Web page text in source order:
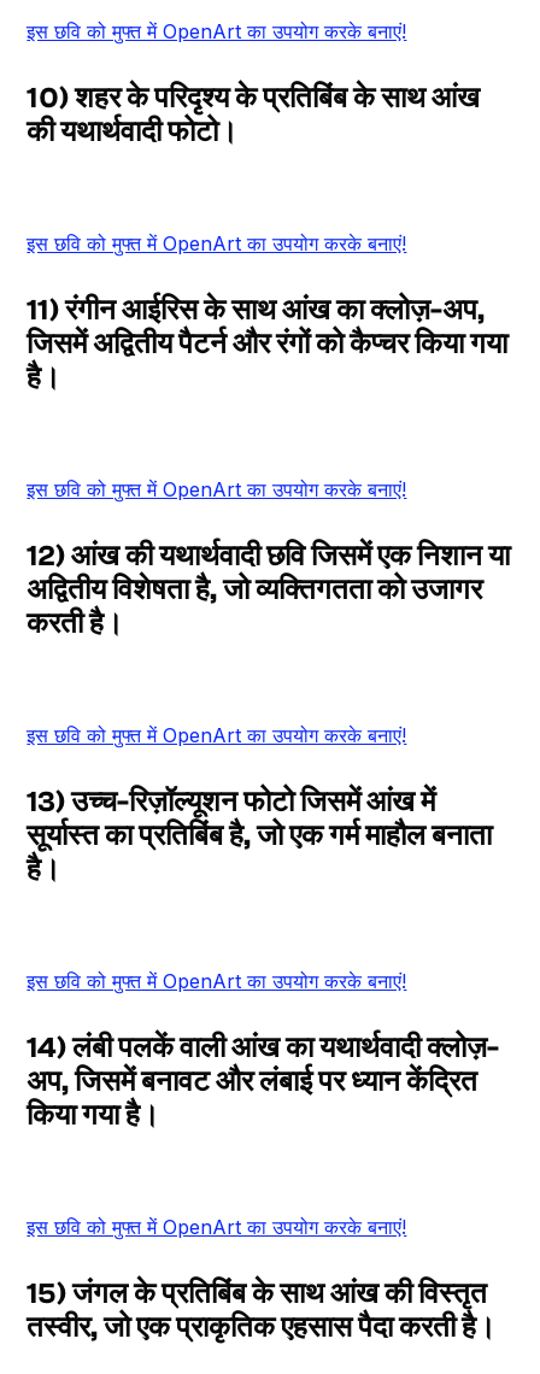
इस छवि को मुफ्त में OpenArt का उपयोग करके बनाएं!
10) शहर के परिदृश्य के प्रतिबिंब के साथ आंख
की यथार्थवादी फोटो।
इस छवि को मुफ्त में OpenArt का उपयोग करके बनाएं!
11) रंगीन आईरिस के साथ आंख का क्लोज़-अप,
जिसमें अद्वितीय पैटर्न और रंगों को कैप्चर किया गया
है।
इस छवि को मुफ्त में OpenArt का उपयोग करके बनाएं!
12) आंख की यथार्थवादी छवि जिसमें एक निशान या
अद्वितीय विशेषता है, जो व्यक्तिगतता को उजागर
करती है।
इस छवि को मुफ्त में OpenArt का उपयोग करके बनाएं!
13) उच्च-रिज़ॉल्यूशन फोटो जिसमें आंख में
सूर्यास्त का प्रतिबिंब है, जो एक गर्म माहौल बनाता
है।
इस छवि को मुफ्त में OpenArt का उपयोग करके बनाएं!
14) लंबी पलकें वाली आंख का यथार्थवादी क्लोज़-
अप, जिसमें बनावट और लंबाई पर ध्यान केंद्रित
किया गया है।
इस छवि को मुफ्त में OpenArt का उपयोग करके बनाएं!
15) जंगल के प्रतिबिंब के साथ आंख की विस्तृत
तस्वीर, जो एक प्राकृतिक एहसास पैदा करती है।